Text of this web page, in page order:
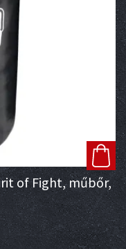
of Fight, műbőr,